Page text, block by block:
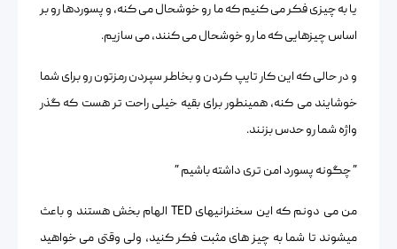
یا به چیزی فکر می کنیم که ما رو خوشحال می کنه، و پسوردها رو بر
اساس چیزهایی که ما رو خوشحال می کنند، می سازیم.
و در حالی که این کار تایپ کردن و بخاطر سپردن رمزتون رو برای شما
خوشایند می کنه، همینطور برای بقیه خیلی راحت تر هست که گذر
واژه شما رو حدس بزنند.
” چگونه پسورد امن تری داشته باشیم ”
من می دونم که این سخنرانیهای TED الهام بخش هستند و باعث
میشوند تا شما به چیز های مثبت فکر کنید، ولی وقتی می خواهید